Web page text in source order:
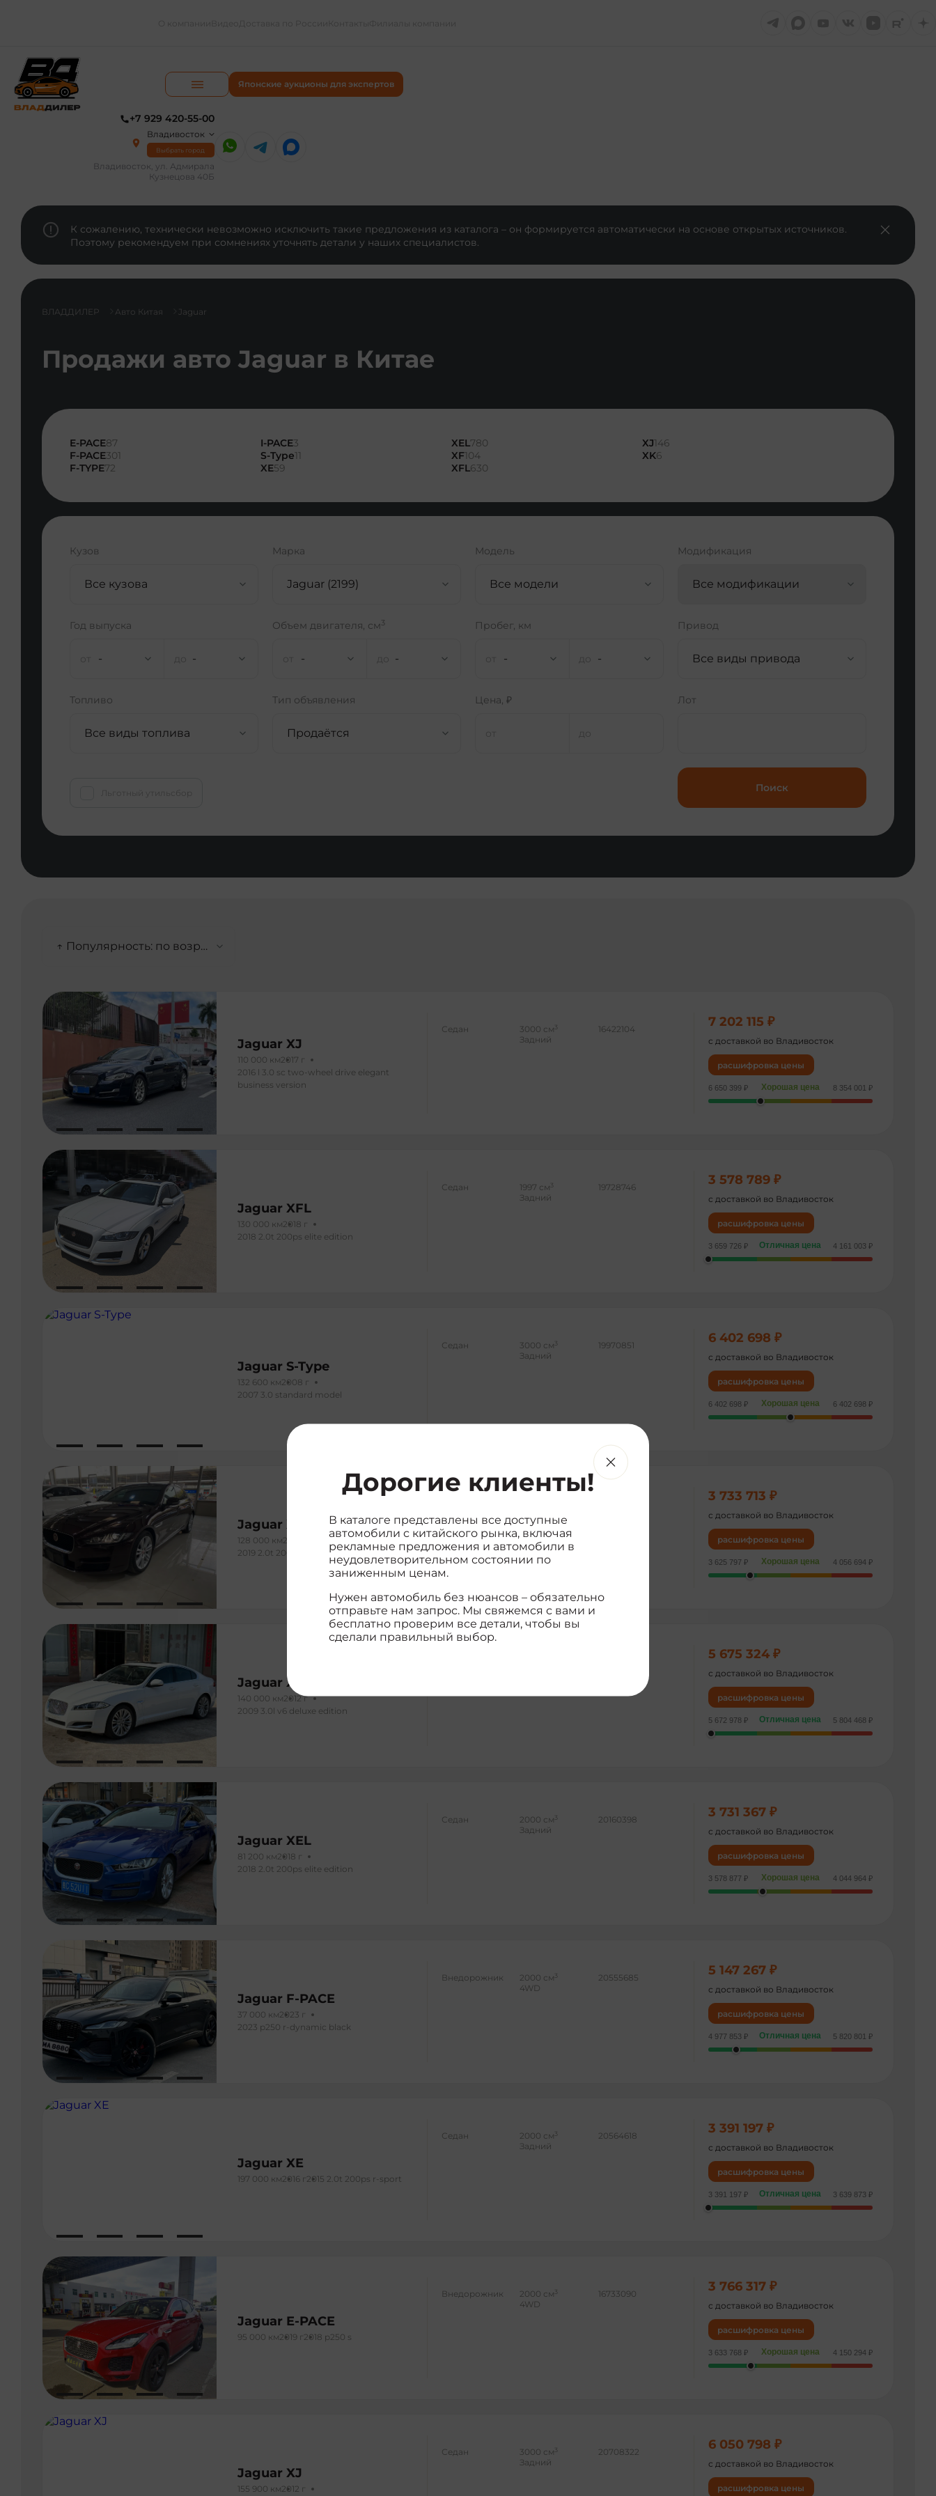
Японские аукционы для экспертов
+7 929 420-55-00
Владивосток
Выбрать город
Владивосток, ул. Адмирала
Кузнецова 40Б
К сожалению, технически невозможно исключить такие предложения из каталога – он формируется автоматически на основе открытых источников.
Поэтому рекомендуем при сомнениях уточнять детали у наших специалистов.
ВЛАДДИЛЕР Авто Китая Jaguar
Продажи авто Jaguar в Китае
E-PACE87
F-PACE301
F-TYPE72
I-PACE3
S-Type11
XE59
XEL780
XF104
XFL630
XJ146
XK6
Кузов
Все кузова
Марка
Jaguar (2199)
Модель
Все модели
Модификация
Все модификации
Год выпуска
- -
Объем двигателя, см3
- -
Пробег, км
- -
Привод
Все виды привода
Топливо
Все виды топлива
Тип объявления
Продаётся
Цена, ₽ Лот
Поиск
↑ Популярность: по возрастанию
Jaguar XJ
110 000 км2017 г
2016 l 3.0 sc two-wheel drive elegant
business version
Седан 3000 см 3
Задний
16422104 7 202 115 ₽
с доставкой во Владивосток
расшифровка цены
6 650 399 ₽ Хорошая цена 8 354 001 ₽
Jaguar XFL
130 000 км2018 г
2018 2.0t 200ps elite edition
Седан 1997 см 3
Задний
19728746 3 578 789 ₽
с доставкой во Владивосток
расшифровка цены
3 659 726 ₽ Отличная цена 4 161 003 ₽
Jaguar S-Type
132 600 км2008 г
2007 3.0 standard model
Седан 3000 см 3
Задний
19970851 6 402 698 ₽
с доставкой во Владивосток
расшифровка цены
6 402 698 ₽ Хорошая цена 6 402 698 ₽
Jaguar XEL
128 000 км2019 г
2019 2.0t 200ps exclusive edition
3 733 713 ₽
с доставкой во Владивосток
расшифровка цены
3 625 797 ₽ Хорошая цена 4 056 694 ₽
Jaguar XF
140 000 км2012 г
2009 3.0l v6 deluxe edition
5 675 324 ₽
с доставкой во Владивосток
расшифровка цены
5 672 978 ₽ Отличная цена 5 804 468 ₽
Jaguar XEL
81 200 км2018 г
2018 2.0t 200ps elite edition
Седан 2000 см 3
Задний
20160398 3 731 367 ₽
с доставкой во Владивосток
расшифровка цены
3 578 877 ₽ Хорошая цена 4 044 964 ₽
Jaguar F-PACE
37 000 км2023 г
2023 p250 r-dynamic black
Внедорожник 2000 см 3
4WD
20555685 5 147 267 ₽
с доставкой во Владивосток
расшифровка цены
4 977 853 ₽ Отличная цена 5 820 801 ₽
Jaguar XE
197 000 км2016 г 2015 2.0t 200ps r-sport
Седан 2000 см 3
Задний
20564618 3 391 197 ₽
с доставкой во Владивосток
расшифровка цены
3 391 197 ₽ Отличная цена 3 639 873 ₽
Jaguar E-PACE
95 000 км2019 г 2018 p250 s
Внедорожник 2000 см 3
4WD
16733090 3 766 317 ₽
с доставкой во Владивосток
расшифровка цены
3 633 768 ₽ Хорошая цена 4 150 294 ₽
Jaguar XJ
155 900 км2012 г
Седан 3000 см 3
Задний
20708322 6 050 798 ₽
с доставкой во Владивосток
расшифровка цены
Дорогие клиенты!
В каталоге представлены все доступные
автомобили с китайского рынка, включая
рекламные предложения и автомобили в
неудовлетворительном состоянии по
заниженным ценам.
Нужен автомобиль без нюансов – обязательно
отправьте нам запрос. Мы свяжемся с вами и
бесплатно проверим все детали, чтобы вы
сделали правильный выбор.